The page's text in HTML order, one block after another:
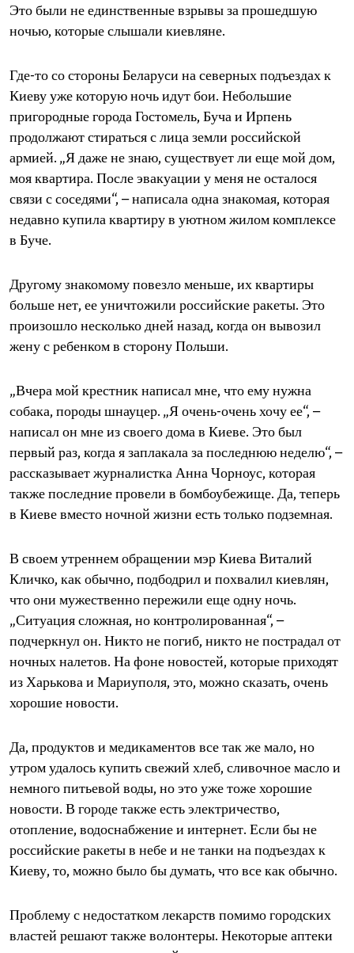
Это были не единственные взрывы за прошедшую
ночью, которые слышали киевляне.
Где-то со стороны Беларуси на северных подъездах к
Киеву уже которую ночь идут бои. Небольшие
пригородные города Гостомель, Буча и Ирпень
продолжают стираться с лица земли российской
армией. „Я даже не знаю, существует ли еще мой дом,
моя квартира. После эвакуации у меня не осталося
связи с соседями“, – написала одна знакомая, которая
недавно купила квартиру в уютном жилом комплексе
в Буче.
Другому знакомому повезло меньше, их квартиры
больше нет, ее уничтожили российские ракеты. Это
произошло несколько дней назад, когда он вывозил
жену с ребенком в сторону Польши.
„Вчера мой крестник написал мне, что ему нужна
собака, породы шнауцер. „Я очень-очень хочу ее“, –
написал он мне из своего дома в Киеве. Это был
первый раз, когда я заплакала за последнюю неделю“, –
рассказывает журналистка Анна Чорноус, которая
также последние провели в бомбоубежище. Да, теперь
в Киеве вместо ночной жизни есть только подземная.
В своем утреннем обращении мэр Киева Виталий
Кличко, как обычно, подбодрил и похвалил киевлян,
что они мужественно пережили еще одну ночь.
„Ситуация сложная, но контролированная“, –
подчеркнул он. Никто не погиб, никто не пострадал от
ночных налетов. На фоне новостей, которые приходят
из Харькова и Мариуполя, это, можно сказать, очень
хорошие новости.
Да, продуктов и медикаментов все так же мало, но
утром удалось купить свежий хлеб, сливочное масло и
немного питьевой воды, но это уже тоже хорошие
новости. В городе также есть электричество,
отопление, водоснабжение и интернет. Если бы не
российские ракеты в небе и не танки на подъездах к
Киеву, то, можно было бы думать, что все как обычно.
Проблему с недостатком лекарств помимо городских
властей решают также волонтеры. Некоторые аптеки